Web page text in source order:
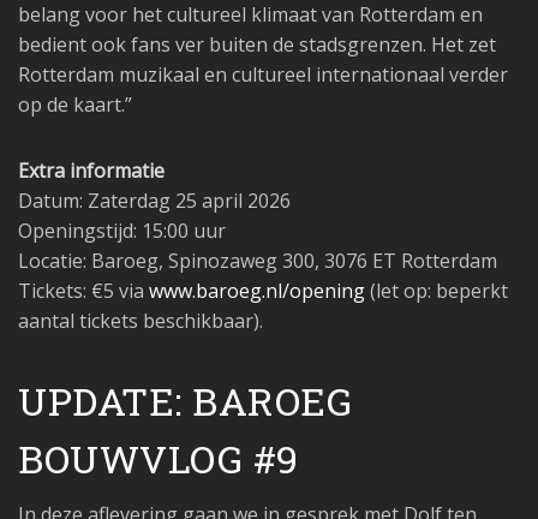
belang voor het cultureel klimaat van Rotterdam en
bedient ook fans ver buiten de stadsgrenzen. Het zet
Rotterdam muzikaal en cultureel internationaal verder
op de kaart.”
Extra informatie
Datum: Zaterdag 25 april 2026
Openingstijd: 15:00 uur
Locatie: Baroeg, Spinozaweg 300, 3076 ET Rotterdam
Tickets: €5 via www.baroeg.nl/opening(let op: beperkt
aantal tickets beschikbaar).
UPDATE: BAROEG
BOUWVLOG #9